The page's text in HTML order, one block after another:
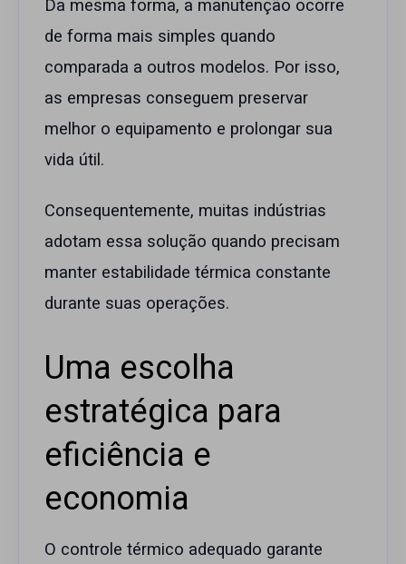
Da mesma forma, a manutenção ocorre
de forma mais simples quando
comparada a outros modelos. Por isso,
as empresas conseguem preservar
melhor o equipamento e prolongar sua
vida útil.
Consequentemente, muitas indústrias
adotam essa solução quando precisam
manter estabilidade térmica constante
durante suas operações.
Uma escolha
estratégica para
eficiência e
economia
O controle térmico adequado garante